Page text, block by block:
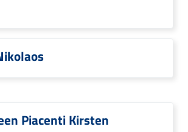
Piacenti Kirsten